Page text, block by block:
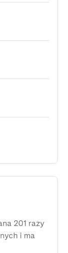
201 razy
i ma